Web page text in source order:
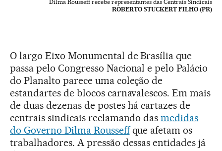
Dilma Rousseff recebe representantes das Centrais Sindicais
ROBERTO STUCKERT FILHO (PR)
O largo Eixo Monumental de Brasília que
passa pelo Congresso Nacional e pelo Palácio
do Planalto parece uma coleção de
estandartes de blocos carnavalescos. Em mais
de duas dezenas de postes há cartazes de
centrais sindicais reclamando dasmedidas
do Governo Dilma Rousseffque afetam os
trabalhadores. A pressão dessas entidades já